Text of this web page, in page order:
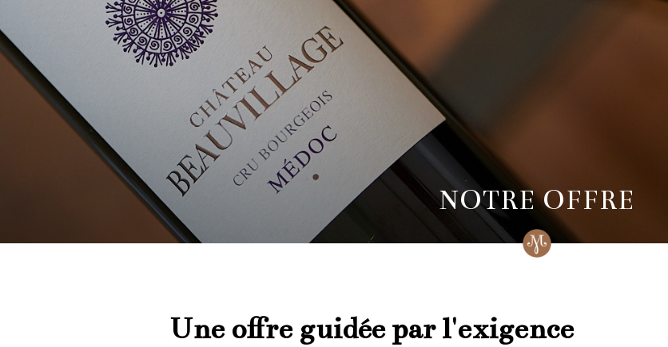
NOTRE OFFRE
Une offre guidée par l'exigence